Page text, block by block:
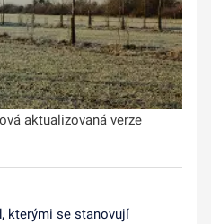
aktualizovaná verze
kterými se stanovují